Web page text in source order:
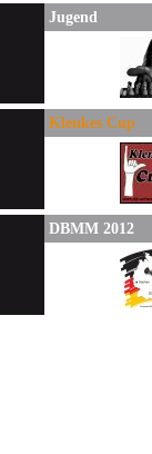
Jugend
Klenkes Cup
DBMM 2012